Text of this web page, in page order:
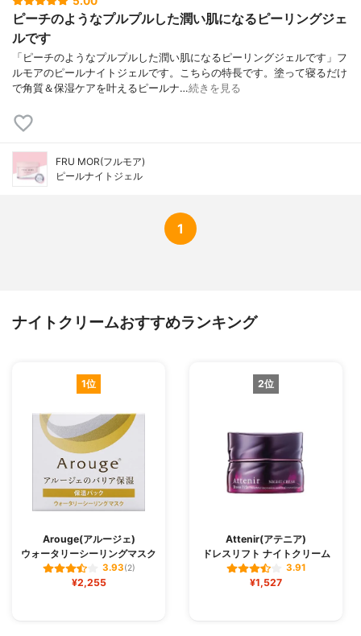
ピーチのようなプルプルした潤い肌になるピーリングジェ
ルです
「ピーチのようなプルプルした潤い肌になるピーリングジェルです」フ
ルモアのピールナイトジェルです。こちらの特長です。塗って寝るだけ
で角質＆保湿ケアを叶えるピールナ…続きを見る
FRU MOR(フルモア)
ピールナイトジェル
1
ナイトクリームおすすめランキング
1位
Arouge(アルージェ)
ウォータリーシーリングマスク
3.93(2)
¥2,255
2位
Attenir(アテニア)
ドレスリフト ナイトクリーム
3.91
¥1,527